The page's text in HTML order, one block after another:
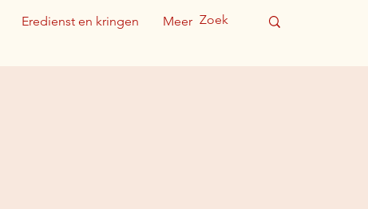
Eredienst en kringen Meer